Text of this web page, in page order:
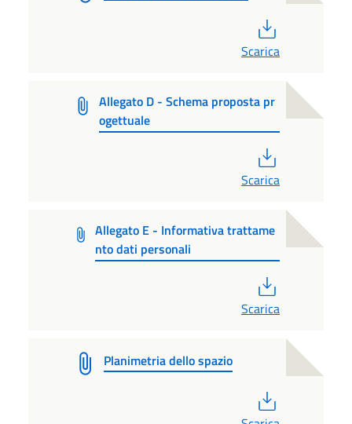
Scarica
Allegato D - Schema proposta pr
ogettuale
Scarica
Allegato E - Informativa trattame
nto dati personali
Scarica
Planimetria dello spazio